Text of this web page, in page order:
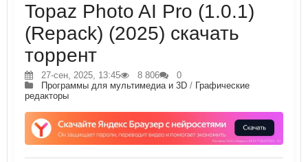
Topaz Photo AI Pro (1.0.1)
(Repack) (2025) скачать
торрент
27-сен, 2025, 13:45 8 806
0
Программы для мультимедиа и 3D / Графические
редакторы